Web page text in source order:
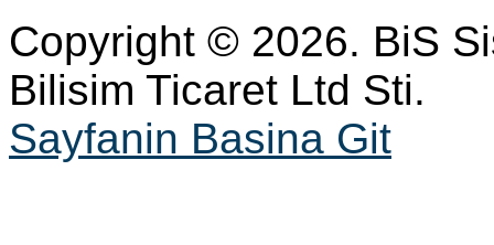
Copyright © 2026. BiS
Bilisim Ticaret Ltd Sti.
Sayfanin Basina Git